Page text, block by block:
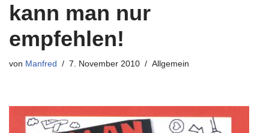
kann man nur
empfehlen!
von Manfred 7. November 2010 Allgemein